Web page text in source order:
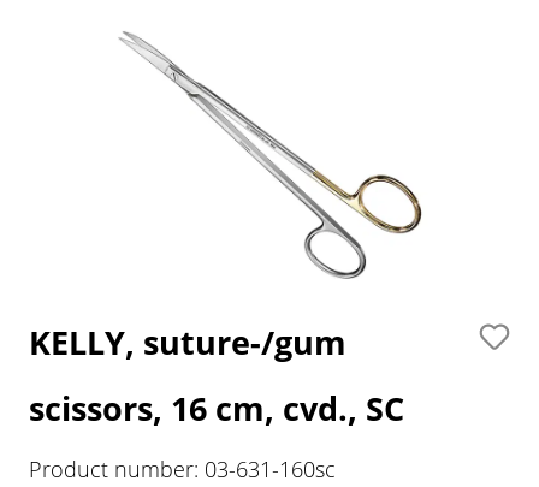
KELLY, suture-/gum
scissors, 16 cm, cvd., SC
Product number: 03-631-160sc